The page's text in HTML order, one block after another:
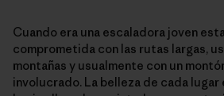
Cuando era una escaladora joven
comprometida con las rutas largas,
montañas y usualmente con un
involucrado. La belleza de cada lugar